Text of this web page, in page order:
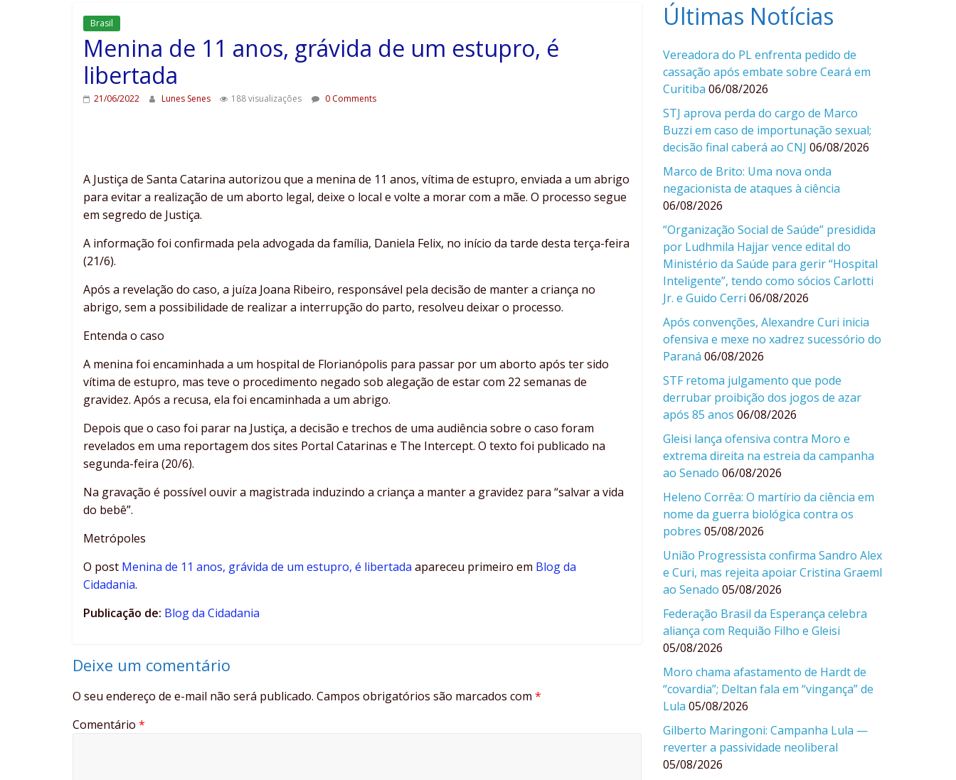
Brasil
Menina de 11 anos, grávida de um estupro, é
libertada
21/06/2022 Lunes Senes 188 visualizações 0 Comments
A Justiça de Santa Catarina autorizou que a menina de 11 anos, vítima de estupro, enviada a um abrigo
para evitar a realização de um aborto legal, deixe o local e volte a morar com a mãe. O processo segue
em segredo de Justiça.
A informação foi confirmada pela advogada da família, Daniela Felix, no início da tarde desta terça-feira
(21/6).
Após a revelação do caso, a juíza Joana Ribeiro, responsável pela decisão de manter a criança no
abrigo, sem a possibilidade de realizar a interrupção do parto, resolveu deixar o processo.
Entenda o caso
A menina foi encaminhada a um hospital de Florianópolis para passar por um aborto após ter sido
vítima de estupro, mas teve o procedimento negado sob alegação de estar com 22 semanas de
gravidez. Após a recusa, ela foi encaminhada a um abrigo.
Depois que o caso foi parar na Justiça, a decisão e trechos de uma audiência sobre o caso foram
revelados em uma reportagem dos sites Portal Catarinas e The Intercept. O texto foi publicado na
segunda-feira (20/6).
Na gravação é possível ouvir a magistrada induzindo a criança a manter a gravidez para “salvar a vida
do bebê”.
Metrópoles
O post Menina de 11 anos, grávida de um estupro, é libertada apareceu primeiro em Blog da
Cidadania.
Publicação de: Blog da Cidadania
Deixe um comentário
O seu endereço de e-mail não será publicado. Campos obrigatórios são marcados com *
Comentário *
Últimas Notícias
Vereadora do PL enfrenta pedido de
cassação após embate sobre Ceará em
Curitiba 06/08/2026
STJ aprova perda do cargo de Marco
Buzzi em caso de importunação sexual;
decisão final caberá ao CNJ 06/08/2026
Marco de Brito: Uma nova onda
negacionista de ataques à ciência
06/08/2026
“Organização Social de Saúde” presidida
por Ludhmila Hajjar vence edital do
Ministério da Saúde para gerir “Hospital
Inteligente”, tendo como sócios Carlotti
Jr. e Guido Cerri 06/08/2026
Após convenções, Alexandre Curi inicia
ofensiva e mexe no xadrez sucessório do
Paraná 06/08/2026
STF retoma julgamento que pode
derrubar proibição dos jogos de azar
após 85 anos 06/08/2026
Gleisi lança ofensiva contra Moro e
extrema direita na estreia da campanha
ao Senado 06/08/2026
Heleno Corrêa: O martírio da ciência em
nome da guerra biológica contra os
pobres 05/08/2026
União Progressista confirma Sandro Alex
e Curi, mas rejeita apoiar Cristina Graeml
ao Senado 05/08/2026
Federação Brasil da Esperança celebra
aliança com Requião Filho e Gleisi
05/08/2026
Moro chama afastamento de Hardt de
“covardia”; Deltan fala em “vingança” de
Lula 05/08/2026
Gilberto Maringoni: Campanha Lula —
reverter a passividade neoliberal
05/08/2026